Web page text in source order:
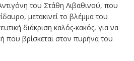
του Στάθη Λιβαθινού, που
μετακινεί το βλέμμα του
διάκριση καλός-κακός, για να
που βρίσκεται στον πυρήνα του